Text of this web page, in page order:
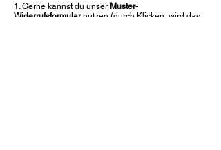
1. Gerne kannst du unser Muster-
Widerrufsformularnutzen (durch Klicken, wird das